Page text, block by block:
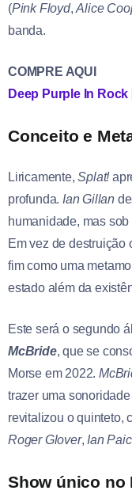
(Pink Floyd,Alice
banda.
COMPRE AQUI
Deep Purple In
Conceito e
Liricamente,Splat!
profunda. Ian Gillan
humanidade, mas
Em vez de destruição
fim como uma
estado além da
Este será o segundo
McBride, que se
Morse em 2022.
trazer uma
revitalizou o quinteto,
Roger Glover, Ian
Show único no